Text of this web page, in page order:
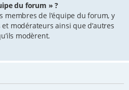
du forum » ?
membres de l’équipe du forum, y
modérateurs ainsi que d’autres
modèrent.